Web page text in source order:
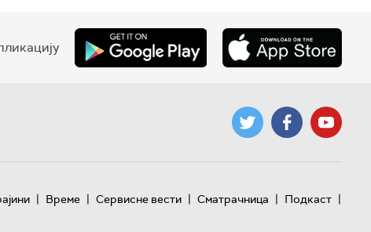
| Време | Сервисне вести | Сматрачница | Подкаст |